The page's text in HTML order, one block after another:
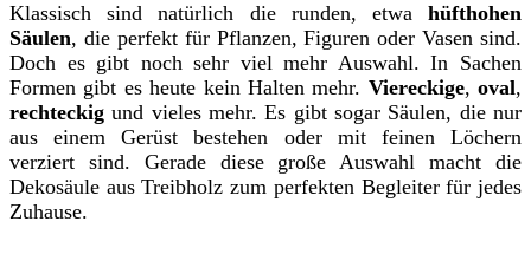
Klassisch sind natürlich die runden, etwa hüfthohen
Säulen, die perfekt für Pflanzen, Figuren oder Vasen sind.
Doch es gibt noch sehr viel mehr Auswahl. In Sachen
Formen gibt es heute kein Halten mehr. Viereckige, oval,
rechteckig und vieles mehr. Es gibt sogar Säulen, die nur
aus einem Gerüst bestehen oder mit feinen Löchern
verziert sind. Gerade diese große Auswahl macht die
Dekosäule aus Treibholz zum perfekten Begleiter für jedes
Zuhause.